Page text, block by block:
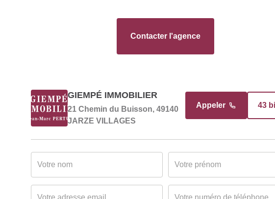
Contacter l'agence
GIEMPÉ IMMOBILIER
21 Chemin du Buisson, 49140
JARZE VILLAGES
Appeler 43